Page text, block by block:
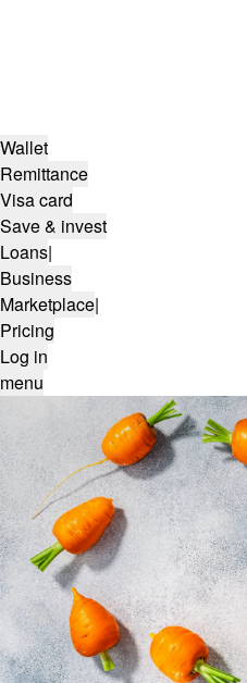
Wallet
Remittance
Visa card
Save & invest
Loans|
Business
Marketplace|
Pricing
Log in
menu